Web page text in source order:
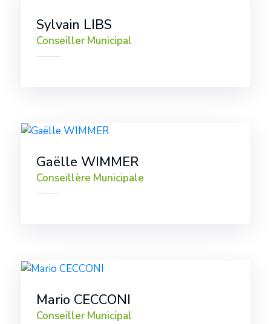
Sylvain LIBS
Conseiller Municipal
Gaëlle WIMMER
Conseillère Municipale
Mario CECCONI
Conseiller Municipal